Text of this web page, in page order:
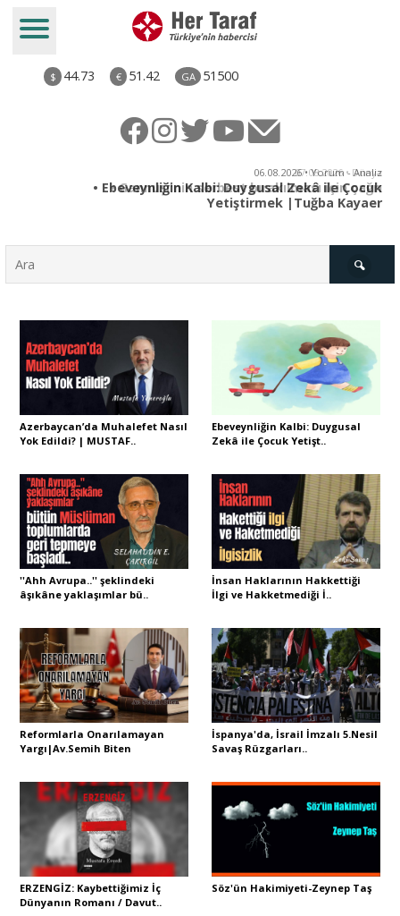
$ 44.73 € 51.42 GA 51500
06.08.2026 • Yorum - Analiz
• Ebeveynliğin Kalbi: Duygusal Zekâ ile Çocuk
Yetiştirmek |Tuğba Kayaer
Derkenar
Sivil Toplum
Kültür - Sanat
Ekonomi
Yorum - Analiz
Söyleşi
Yazı Dizisi
Azerbaycan’da Muhalefet Nasıl
Yok Edildi? | MUSTAF..
Ebeveynliğin Kalbi: Duygusal
Zekâ ile Çocuk Yetişt..
''Ahh Avrupa..'' şeklindeki
âşıkâne yaklaşımlar bü..
İnsan Haklarının Hakkettiği
İlgi ve Hakketmediği İ..
Reformlarla Onarılamayan
Yargı|Av.Semih Biten
İspanya'da, İsrail İmzalı 5.Nesil
Savaş Rüzgarları..
ERZENGİZ: Kaybettiğimiz İç
Dünyanın Romanı / Davut..
Söz'ün Hakimiyeti-Zeynep Taş